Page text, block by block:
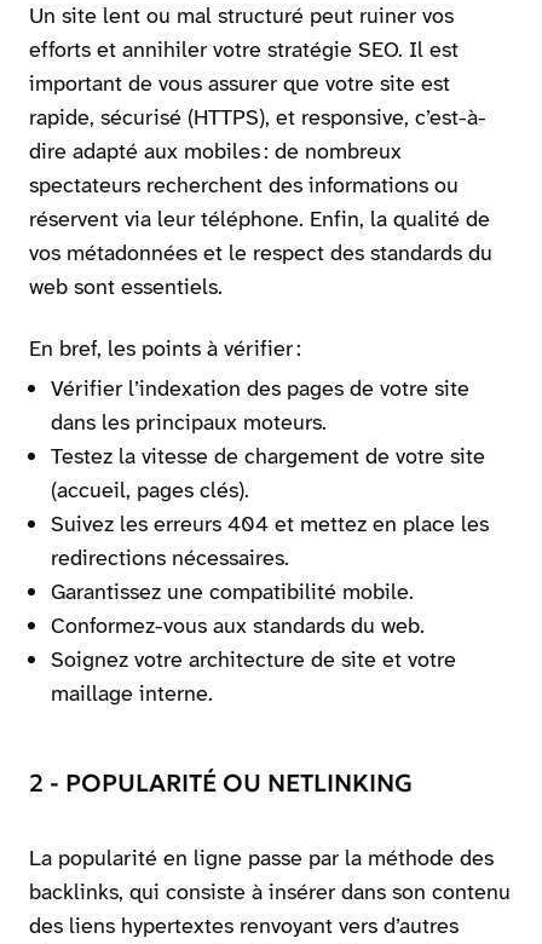
Un site lent ou mal structuré peut ruiner vos
efforts et annihiler votre stratégie SEO. Il est
important de vous assurer que votre site est
rapide, sécurisé (HTTPS), et responsive, c’est-à-
dire adapté aux mobiles : de nombreux
spectateurs recherchent des informations ou
réservent via leur téléphone. Enfin, la qualité de
vos métadonnées et le respect des standards du
web sont essentiels.
En bref, les points à vérifier :
Vérifier l’indexation des pages de votre site
dans les principaux moteurs.
Testez la vitesse de chargement de votre site
(accueil, pages clés).
Suivez les erreurs 404 et mettez en place les
redirections nécessaires.
Garantissez une compatibilité mobile.
Conformez-vous aux standards du web.
Soignez votre architecture de site et votre
maillage interne.
2 - POPULARITÉ OU NETLINKING
La popularité en ligne passe par la méthode des
backlinks, qui consiste à insérer dans son contenu
des liens hypertextes renvoyant vers d’autres